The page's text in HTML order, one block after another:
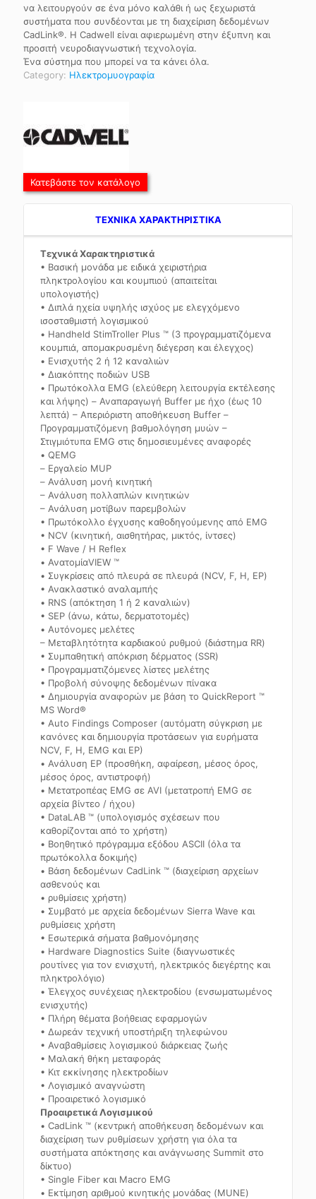
να λειτουργούν σε ένα μόνο καλάθι ή ως ξεχωριστά
συστήματα που συνδέονται με τη διαχείριση δεδομένων
CadLink®. Η Cadwell είναι αφιερωμένη στην έξυπνη και
προσιτή νευροδιαγνωστική τεχνολογία.
Ένα σύστημα που μπορεί να τα κάνει όλα.
Category: Ηλεκτρομυογραφία
Κατεβάστε τον κατάλογο
TEXNIKA ΧΑΡΑΚΤΗΡΙΣΤΙΚΑ
Τεχνικά Χαρακτηριστικά
• Βασική μονάδα με ειδικά χειριστήρια
πληκτρολογίου και κουμπιού (απαιτείται
υπολογιστής)
• Διπλά ηχεία υψηλής ισχύος με ελεγχόμενο
ισοσταθμιστή λογισμικού
• Handheld StimTroller Plus ™ (3 προγραμματιζόμενα
κουμπιά, απομακρυσμένη διέγερση και έλεγχος)
• Ενισχυτής 2 ή 12 καναλιών
• Διακόπτης ποδιών USB
• Πρωτόκολλα EMG (ελεύθερη λειτουργία εκτέλεσης
και λήψης) – Αναπαραγωγή Buffer με ήχο (έως 10
λεπτά) – Απεριόριστη αποθήκευση Buffer –
Προγραμματιζόμενη βαθμολόγηση μυών –
Στιγμιότυπα EMG στις δημοσιευμένες αναφορές
• QEMG
– Εργαλείο MUP
– Ανάλυση μονή κινητική
– Ανάλυση πολλαπλών κινητικών
– Ανάλυση μοτίβων παρεμβολών
• Πρωτόκολλο έγχυσης καθοδηγούμενης από EMG
• NCV (κινητική, αισθητήρας, μικτός, ίντσες)
• F Wave / H Reflex
• ΑνατομίαVIEW ™
• Συγκρίσεις από πλευρά σε πλευρά (NCV, F, H, EP)
• Ανακλαστικό αναλαμπής
• RNS (απόκτηση 1 ή 2 καναλιών)
• SEP (άνω, κάτω, δερματοτομές)
• Αυτόνομες μελέτες
– Μεταβλητότητα καρδιακού ρυθμού (διάστημα RR)
• Συμπαθητική απόκριση δέρματος (SSR)
• Προγραμματιζόμενες λίστες μελέτης
• Προβολή σύνοψης δεδομένων πίνακα
• Δημιουργία αναφορών με βάση το QuickReport ™
MS Word®
• Auto Findings Composer (αυτόματη σύγκριση με
κανόνες και δημιουργία προτάσεων για ευρήματα
NCV, F, H, EMG και EP)
• Ανάλυση EP (προσθήκη, αφαίρεση, μέσος όρος,
μέσος όρος, αντιστροφή)
• Μετατροπέας EMG σε AVI (μετατροπή EMG σε
αρχεία βίντεο / ήχου)
• DataLAB ™ (υπολογισμός σχέσεων που
καθορίζονται από το χρήστη)
• Βοηθητικό πρόγραμμα εξόδου ASCII (όλα τα
πρωτόκολλα δοκιμής)
• Βάση δεδομένων CadLink ™ (διαχείριση αρχείων
ασθενούς και
• ρυθμίσεις χρήστη)
• Συμβατό με αρχεία δεδομένων Sierra Wave και
ρυθμίσεις χρήστη
• Εσωτερικά σήματα βαθμονόμησης
• Hardware Diagnostics Suite (διαγνωστικές
ρουτίνες για τον ενισχυτή, ηλεκτρικός διεγέρτης και
πληκτρολόγιο)
• Έλεγχος συνέχειας ηλεκτροδίου (ενσωματωμένος
ενισχυτής)
• Πλήρη θέματα βοήθειας εφαρμογών
• Δωρεάν τεχνική υποστήριξη τηλεφώνου
• Αναβαθμίσεις λογισμικού διάρκειας ζωής
• Μαλακή θήκη μεταφοράς
• Κιτ εκκίνησης ηλεκτροδίων
• Λογισμικό αναγνώστη
• Προαιρετικό λογισμικό
Προαιρετικά Λογισμικού
• CadLink ™ (κεντρική αποθήκευση δεδομένων και
διαχείριση των ρυθμίσεων χρήστη για όλα τα
συστήματα απόκτησης και ανάγνωσης Summit στο
δίκτυο)
• Single Fiber και Macro EMG
• Εκτίμηση αριθμού κινητικής μονάδας (MUNE)